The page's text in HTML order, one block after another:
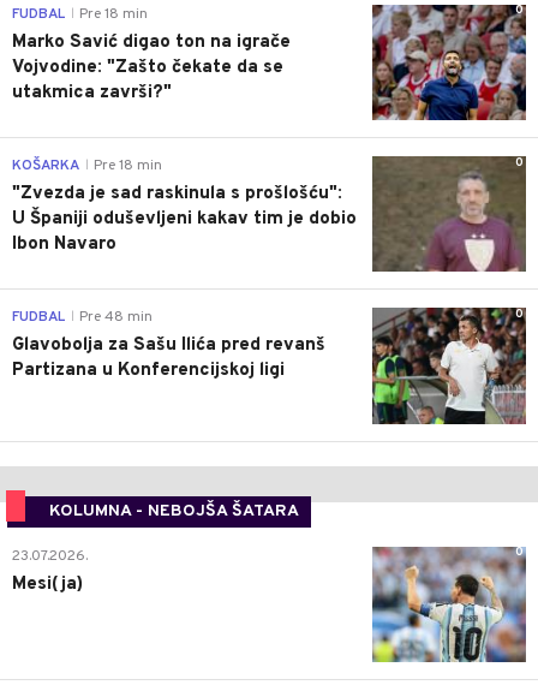
0
FUDBAL Pre 18 min
Marko Savić digao ton na igrače
Vojvodine: "Zašto čekate da se
utakmica završi?"
0
KOŠARKA Pre 18 min
"Zvezda je sad raskinula s prošlošću":
U Španiji oduševljeni kakav tim je dobio
Ibon Navaro
0
FUDBAL Pre 48 min
Glavobolja za Sašu Ilića pred revanš
Partizana u Konferencijskoj ligi
KOLUMNA - NEBOJŠA ŠATARA
0
23.07.2026.
Mesi(ja)